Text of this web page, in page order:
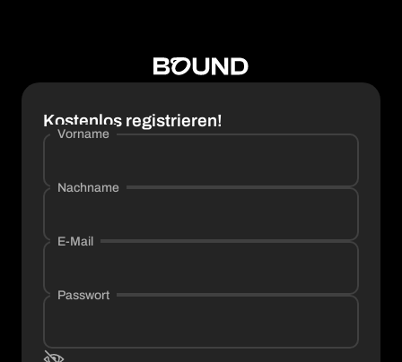
Kostenlos registrieren!
Vorname
Nachname
E-Mail
Passwort